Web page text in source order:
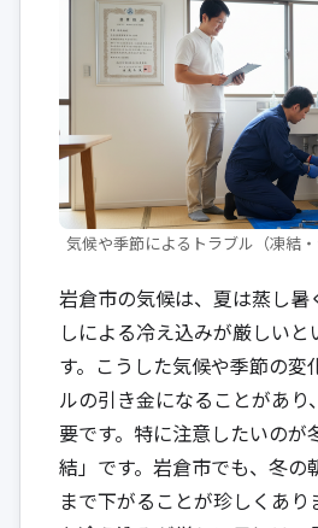
気候や季節によるトラブル（凍結
岩倉市の気候は、夏は蒸し暑
しによる冷え込みが厳しいと
す。こうした気候や季節の変
ルの引き金になることがあり
要です。特に注意したいのが
結」です。岩倉市でも、冬の
まで下がることが珍しくあり